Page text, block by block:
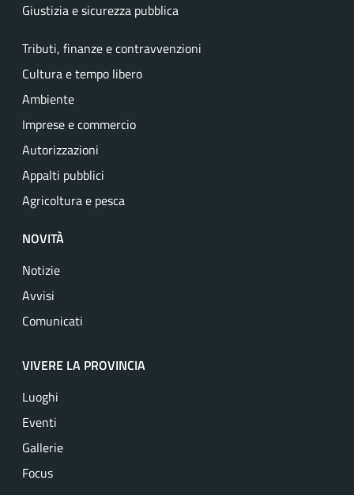
Giustizia e sicurezza pubblica
Tributi, finanze e contravvenzioni
Cultura e tempo libero
Ambiente
Imprese e commercio
Autorizzazioni
Appalti pubblici
Agricoltura e pesca
NOVITÀ
Notizie
Avvisi
Comunicati
VIVERE LA PROVINCIA
Luoghi
Eventi
Gallerie
Focus